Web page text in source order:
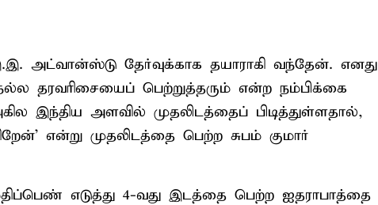
அட்வான்ஸ்டு தேர்வுக்காக தயாராகி வந்தேன். எனது
தரவரிசையைப் பெற்றுத்தரும் என்ற நம்பிக்கை
இந்திய அளவில் முதலிடத்தைப் பிடித்துள்ளதால்,
என்று முதலிடத்தை பெற்ற சுபம் குமார்
எடுத்து 4-வது இடத்தை பெற்ற ஐதராபாத்தை